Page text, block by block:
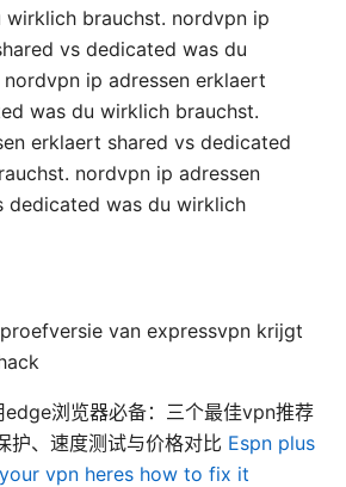
brauchst. nordvpn ip
vs dedicated was du
ip adressen erklaert
was du wirklich brauchst.
erklaert shared vs dedicated
nordvpn ip adressen
dedicated was du wirklich
van expressvpn krijgt
浏览器必备：三个最佳vpn推荐
护、速度测试与价格对比 Espn plus
vpn heres how to fix it